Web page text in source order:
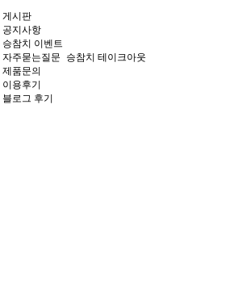
게시판
공지사항
승참치 이벤트
자주묻는질문
제품문의
이용후기
블로그 후기
승참치 테이크아웃